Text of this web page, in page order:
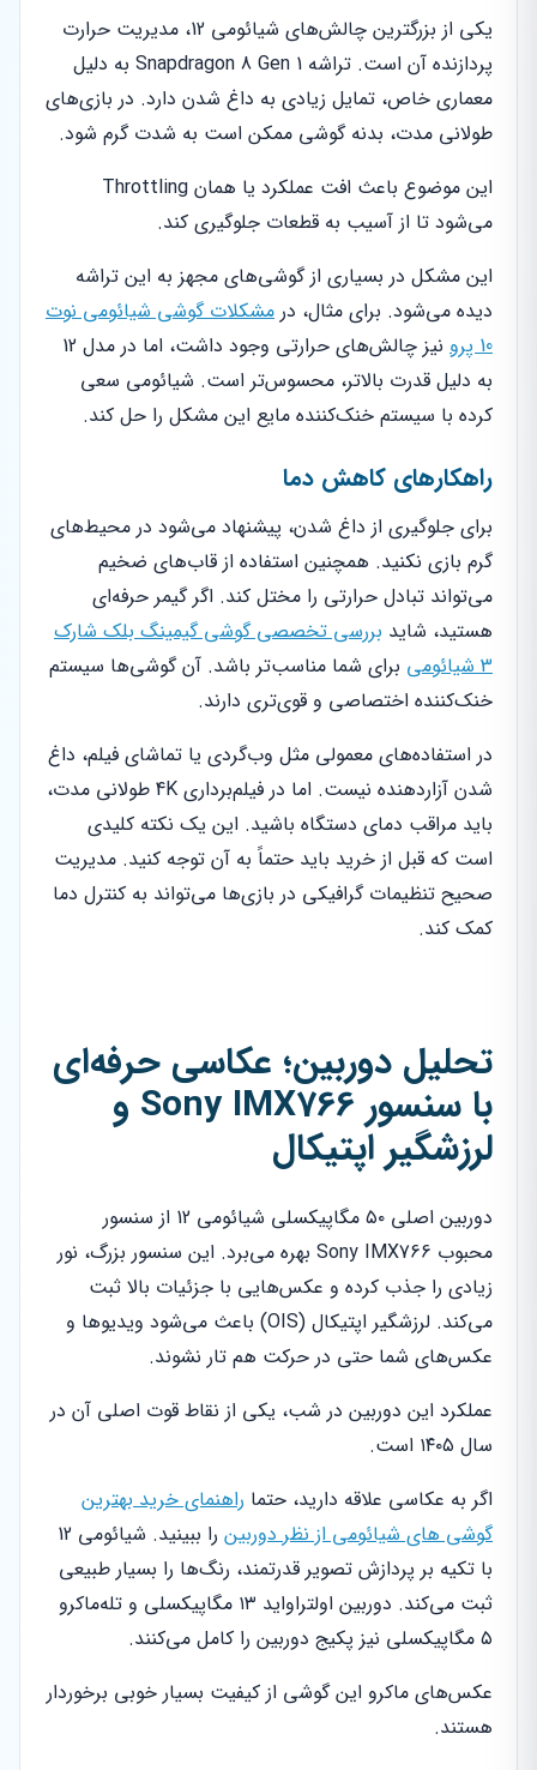
یکی از بزرگترین چالش‌های شیائومی 12، مدیریت حرارت
پردازنده آن است. تراشه Snapdragon 8 Gen 1 به دلیل
معماری خاص، تمایل زیادی به داغ شدن دارد. در بازی‌های
طولانی مدت، بدنه گوشی ممکن است به شدت گرم شود.
این موضوع باعث افت عملکرد یا همان Throttling
می‌شود تا از آسیب به قطعات جلوگیری کند.
این مشکل در بسیاری از گوشی‌های مجهز به این تراشه
دیده می‌شود. برای مثال، در مشکلات گوشی شیائومی نوت
10 پرو
نیز چالش‌های حرارتی وجود داشت، اما در مدل 12
به دلیل قدرت بالاتر، محسوس‌تر است. شیائومی سعی
کرده با سیستم خنک‌کننده مایع این مشکل را حل کند.
راهکارهای کاهش دما
برای جلوگیری از داغ شدن، پیشنهاد می‌شود در محیط‌های
گرم بازی نکنید. همچنین استفاده از قاب‌های ضخیم
می‌تواند تبادل حرارتی را مختل کند. اگر گیمر حرفه‌ای
هستید، شاید بررسی تخصصی گوشی گیمینگ بلک شارک
3 شیائومی
برای شما مناسب‌تر باشد. آن گوشی‌ها سیستم
خنک‌کننده اختصاصی و قوی‌تری دارند.
در استفاده‌های معمولی مثل وب‌گردی یا تماشای فیلم، داغ
شدن آزاردهنده نیست. اما در فیلم‌برداری 4K طولانی مدت،
باید مراقب دمای دستگاه باشید. این یک نکته کلیدی
است که قبل از خرید باید حتماً به آن توجه کنید. مدیریت
صحیح تنظیمات گرافیکی در بازی‌ها می‌تواند به کنترل دما
کمک کند.
تحلیل دوربین؛ عکاسی حرفه‌ای
با سنسور Sony IMX766 و
لرزشگیر اپتیکال
دوربین اصلی ۵۰ مگاپیکسلی شیائومی 12 از سنسور
محبوب Sony IMX766 بهره می‌برد. این سنسور بزرگ، نور
زیادی را جذب کرده و عکس‌هایی با جزئیات بالا ثبت
می‌کند. لرزشگیر اپتیکال (OIS) باعث می‌شود ویدیوها و
عکس‌های شما حتی در حرکت هم تار نشوند.
عملکرد این دوربین در شب، یکی از نقاط قوت اصلی آن در
سال ۱۴۰۵ است.
اگر به عکاسی علاقه دارید، حتما راهنمای خرید بهترین
گوشی های شیائومی از نظر دوربین
را ببینید. شیائومی 12
با تکیه بر پردازش تصویر قدرتمند، رنگ‌ها را بسیار طبیعی
ثبت می‌کند. دوربین اولتراواید ۱۳ مگاپیکسلی و تله‌ماکرو
۵ مگاپیکسلی نیز پکیج دوربین را کامل می‌کنند.
عکس‌های ماکرو این گوشی از کیفیت بسیار خوبی برخوردار
هستند.